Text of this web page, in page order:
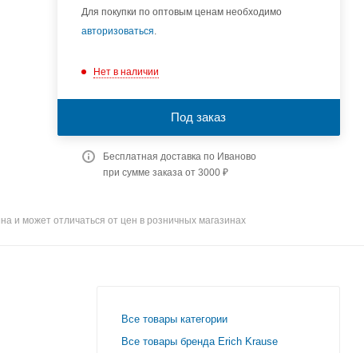
Для покупки по оптовым ценам необходимо
авторизоваться.
Нет в наличии
Под заказ
Бесплатная доставка по Иваново
при сумме заказа от 3000 ₽
и может отличаться от цен в розничных магазинах
Все товары категории
Все товары бренда Erich Krause